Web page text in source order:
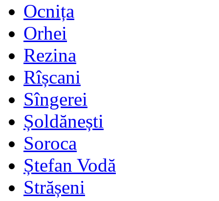
Ocnița
Orhei
Rezina
Rîșcani
Sîngerei
Șoldănești
Soroca
Ștefan Vodă
Strășeni